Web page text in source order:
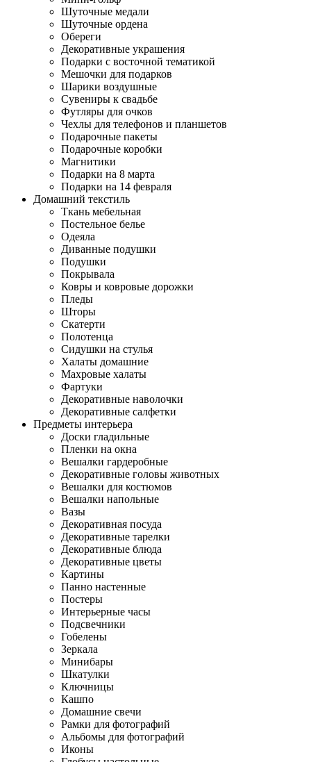
Шуточные медали
Шуточные ордена
Обереги
Декоративные украшения
Подарки с восточной тематикой
Мешочки для подарков
Шарики воздушные
Сувениры к свадьбе
Футляры для очков
Чехлы для телефонов и планшетов
Подарочные пакеты
Подарочные коробки
Магнитики
Подарки на 8 марта
Подарки на 14 февраля
Домашний текстиль
Ткань мебельная
Постельное белье
Одеяла
Диванные подушки
Подушки
Покрывала
Ковры и ковровые дорожки
Пледы
Шторы
Скатерти
Полотенца
Сидушки на стулья
Халаты домашние
Махровые халаты
Фартуки
Декоративные наволочки
Декоративные салфетки
Предметы интерьера
Доски гладильные
Пленки на окна
Вешалки гардеробные
Декоративные головы животных
Вешалки для костюмов
Вешалки напольные
Вазы
Декоративная посуда
Декоративные тарелки
Декоративные блюда
Декоративные цветы
Картины
Панно настенные
Постеры
Интерьерные часы
Подсвечники
Гобелены
Зеркала
Минибары
Шкатулки
Ключницы
Кашпо
Домашние свечи
Рамки для фотографий
Альбомы для фотографий
Иконы